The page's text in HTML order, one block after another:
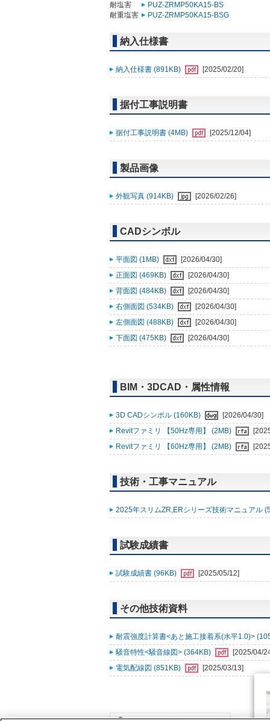
耐塩害
PUZ-ZRMP50KA15-BS
耐重塩害
PUZ-ZRMP50KA15-BSG
納入仕様書
納入仕様書 (891KB) [2025/02/20]
据付工事説明書
据付工事説明書 (4MB) [2025/12/04]
製品画像
外観写真 (914KB) [2026/02/26]
CADシンボル
平面図 (1MB)
[2026/04/30]
正面図 (469KB)
[2026/04/30]
背面図 (484KB)
[2026/04/30]
右側面図 (534KB)
[2026/04/30]
左側面図 (488KB)
[2026/04/30]
下面図 (475KB)
[2026/04/30]
BIM・3DCAD・属性情報
3D CADシンボル (160KB)
[2026/04/30]
Revitファミリ 【50Hz専用】 (2MB)
Revitファミリ 【60Hz専用】 (2MB)
技術・工事マニュアル
2025年スリムZR,ERシリーズ技術マニュアル
試験成績書
試験成績書 (96KB) [2025/05/12]
その他技術資料
耐震強度計算書<あと施工接着系(水平1.0)>
騒音特性<騒音線図> (364KB)
[2025/04/
電気配線図 (851KB)
[2025/03/13]